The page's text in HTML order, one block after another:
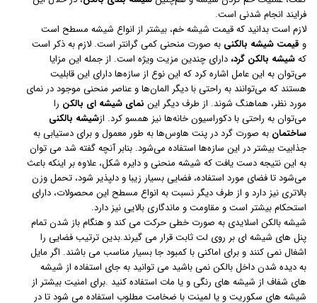
فرایند انجام شدنی است.
لازم است بدانید که قیمت شیشه خم، بیشتر از انواع شیشه مسطح است
و قیمت شیشه بالکنی به صورت منحنی کمی گرانتر است. لازم به ذکر است
کهشیشه بالکن گرد، دارای چندین مزیت ویژه است. از جمله این مزایا
می‌توان به این عامل اشاره کرد که این نوع از سازه‌ها دارای این قابلیت
هستند که می‌توانند به راحتی با دیگر المان‌ها و عناصر منحنی موجود در نمای
مورد نظر، هماهنگ شوند. از طرف دیگر این نمای شیشه ای بالکن را
می‌توان به راحتی با دکوراسیون خانه‌ها نیز همسو کرد. ازشیشه بالکنی
ساختمان به صورت گرد در پنت هاوس‌ها به طور معمول و برای دستیابی به
جذابیت بیشتر در این سازه‌ها استفاده می‌شود. بنابر آنچه گفته شد می توان
به این نتیجه دست یافت که شیشه منحنی و دایره شکل، علاوه بر اینکه باعث
می‌شود تا فضای مورد استفاده، فضایی بسیار زیبا و دلپذیر شود، تحمل وزن
بالاتری نیز دارد و از طرف دیگر نسبت به انواع مسطح این محصولات، دارای
استحکام بیشتر است و مقاومت و ماندگاری بالایی نیز دارد.
شیشه بالکن اسلایدی به صورت خطی حرکت می کند و هنگام باز شدن تمام
پنل های شیشه ای بر روی لت ثابت قرار می گیرند.بدین ترتیب فضایی را
اشغال نمی کنند و برای اماکنی با کمبود جا بسیار مناسب می باشند. اگر مایل
به دیده شدن داخل بالکن نمی باشید می توانید به جای استفاده از شیشه
های شفاف از شیشه های رنگی و یا مات استفاده کنید .برای امنیت بیشتر از
شیشه های سکوریت و یا لمینت با ضخامت مطلوب استفاده می شود تا در